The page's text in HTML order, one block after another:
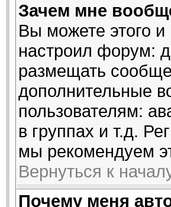
Зачем мне
Вы можете этого и
настроил форум:
размещать
дополнительные
пользователям:
в группах и т.д.
мы рекомендуем
Вернуться к
Почему меня